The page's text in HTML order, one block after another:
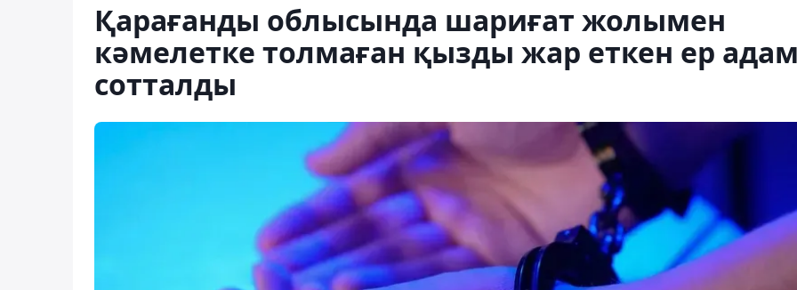
Қарағанды облысында шариғат жолымен
кәмелетке толмаған қызды жар еткен ер
сотталды